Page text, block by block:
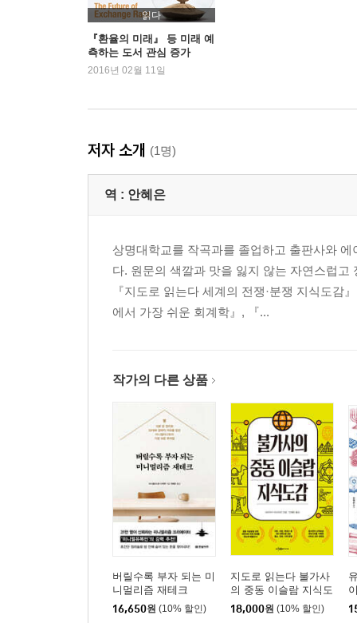
2장 살찐 당신, 이게 문제다!
2. GI지수의 역설! 당근도 살찐다?
절대 피해야 할 것은 정제된 당과 과당
5. 인공 감미료는 살찔 가능성을 6배로 높인다
제로 칼로리 음료와 식품의 함정
6. 농축환원과즙에 속지 마라!
농축환원 주스는 탄산음료와 마찬가지다
7. 글루텐이 함유된 빵은 다이어트와 상극
비만의 원인은 탄수화물이 아니라 밀가루?
8. 운동으로 살을 뺄 생각은 버려라!
먹기 위해 운동하고, 운동하기 위해 먹는 악순환
극단적인 소식과 운동은 우리 몸을 망친다
읽다
『환율의 미래』 등 미래 예
측하는 도서 관심 증가
2016년 02월 11일
저자 소개 (1명)
역 : 안혜은
상명대학교를 작곡과를 졸업하고 출판사와
다. 원문의 색깔과 맛을 잃지 않는 자연스럽
『지도로 읽는다 세계의 전쟁·분쟁 지식도
에서 가장 쉬운 회계학』, 『...
작가의 다른 상품
버릴수록 부자 되는 미
니멀리즘 재테크
16,650원 (10% 할인)
지도로 읽는다 불가사
의 중동 이슬람 지식도
감
18,000원 (10% 할인)